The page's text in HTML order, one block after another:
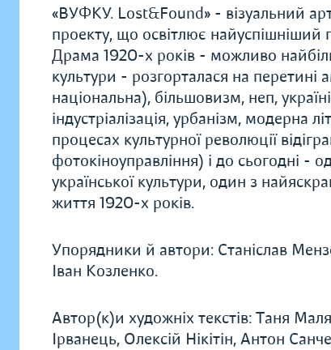
«ВУФКУ. Lost&Found» - візуальний
проекту, що освітлює найуспішніший
Драма 1920-х років - можливо
культури - розгорталася на перетині
національна), більшовизм, неп,
індустріалізація, урбанізм, модерна
процесах культурної революції
фотокіноуправління) і до сьогодні -
української культури, один з
життя 1920-х років.
Упорядники й автори: Станіслав
Іван Козленко.
Автор(к)и художніх текстів: Таня
Ірванець, Олексій Нікітін, Антон